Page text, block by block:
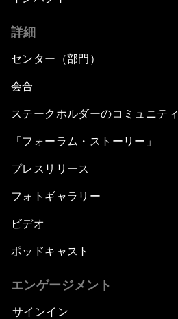
詳細
センター（部門）
会合
ステークホルダーのコミュニティ
「フォーラム・ストーリー」
プレスリリース
フォトギャラリー
ビデオ
ポッドキャスト
エンゲージメント
サインイン